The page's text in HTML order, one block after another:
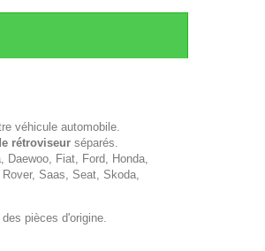
véhicule automobile.
rétroviseur séparés.
Daewoo, Fiat, Ford, Honda,
Saas, Seat, Skoda,
pièces d'origine.